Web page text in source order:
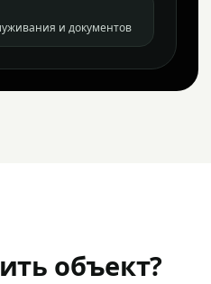
и документов
объект?